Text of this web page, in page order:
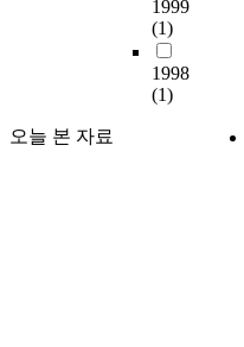
1999
(1)
1998
(1)
오늘 본 자료